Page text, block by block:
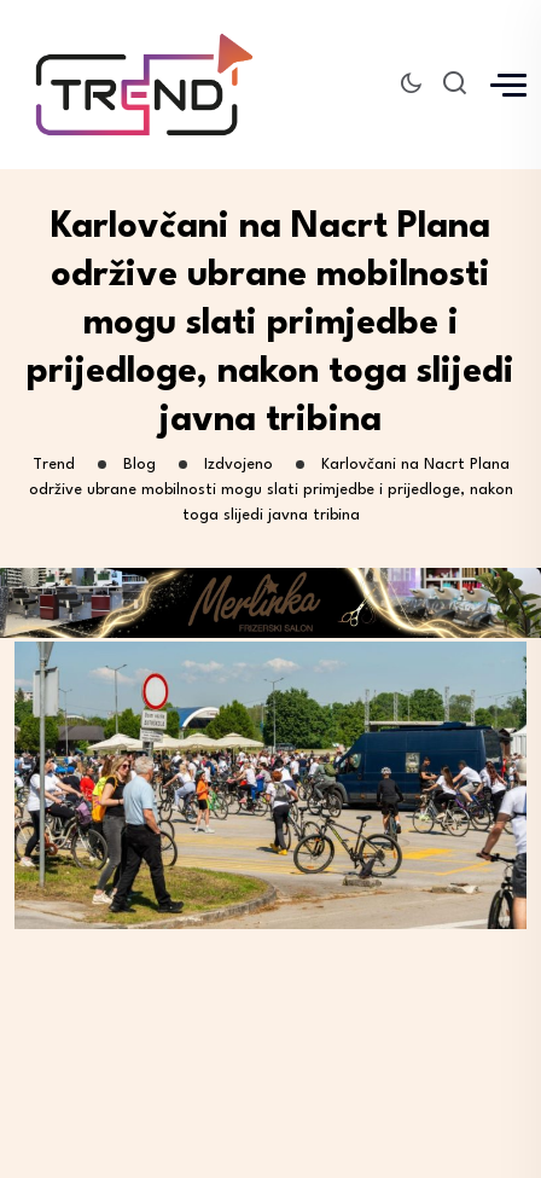
Karlovčani na Nacrt Plana
održive ubrane mobilnosti
mogu slati primjedbe i
prijedloge, nakon toga slijedi
javna tribina
Trend Blog Izdvojeno
Karlovčani na Nacrt Plana
održive ubrane mobilnosti mogu slati primjedbe i prijedloge, nakon
toga slijedi javna tribina